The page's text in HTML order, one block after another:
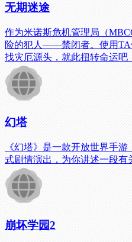
无期迷途
作为米诺斯危机管理局（
险的犯人——禁闭者。使用TA
找灾厄源头，就此扭转命运吧
幻塔
《幻塔》是一款开放世界手
式剧情演出，为你讲述一段有
崩坏学园2